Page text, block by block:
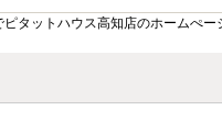
ットハウス高知店のホームぺー